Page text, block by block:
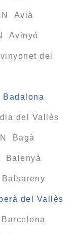
Avià
Avinyó
del
del Vallès
Bagà
Balenyà
del Vallès